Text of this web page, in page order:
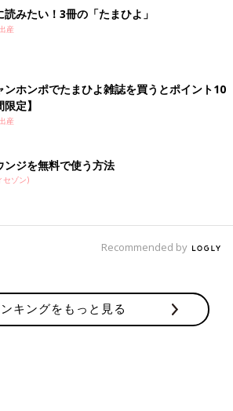
利用 158人（19.1％）
、やはり一番頼れるのはパートナーであ
が、「義父母」75人（7.5％）は何位だっ
131人（15.9％）、5位「その他」73人
。義父母に比べると、実父母のほうがか
ことですよね……。
でいちいち誰かに運転を頼むのが難しか
車がないと普段の生活が不便な場合もあ
分で運転していた人が多いのも納得でき
注意力が落ちていて思わぬ事故につなが
うしても運転するときは十分に気をつけま
陣痛が始まるかわからない
もう少し気づかって」妊婦さんの本音
読みたい！3冊の「たまひよ」
産
ンホンポでたまひよ雑誌を買うとポイント10
定】
産
ンジを無料で使う方法
セゾン)
Recommended by
キングをもっと見る